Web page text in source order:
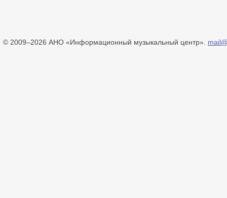
© 2009–2026 АНО «Информационный музыкальный центр».